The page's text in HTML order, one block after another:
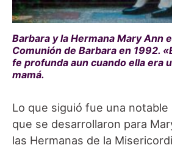
Barbara y la Hermana Mary Ann
Comunión de Barbara en 1992.
fe profunda aun cuando ella era
mamá.
Lo que siguió fue una
que se desarrollaron para
las Hermanas de la